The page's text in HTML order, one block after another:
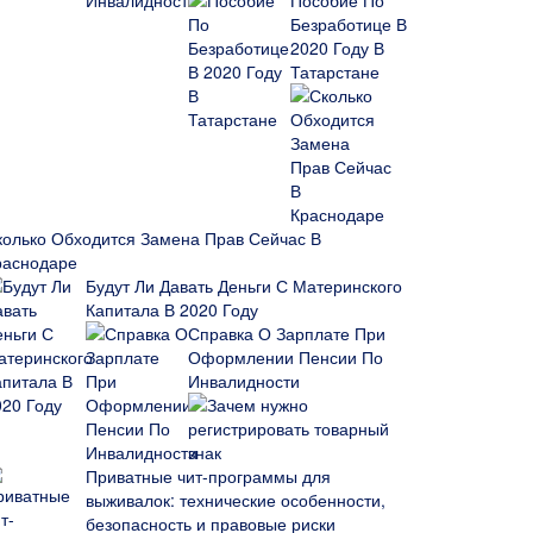
Безработице В
2020 Году В
Татарстане
Обходится Замена Прав Сейчас В
Будут Ли Давать Деньги С Материнского
Капитала В 2020 Году
Справка О Зарплате При
Оформлении Пенсии По
Инвалидности
Зачем нужно
регистрировать товарный
знак
Приватные чит-программы для
выживалок: технические особенности,
безопасность и правовые риски